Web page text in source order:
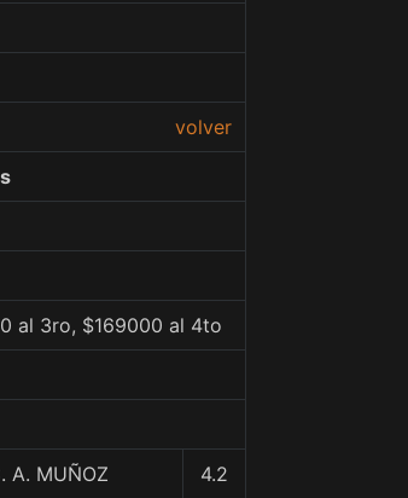
volver
al 3ro, $169000 al 4to
A. MUÑOZ 4.2